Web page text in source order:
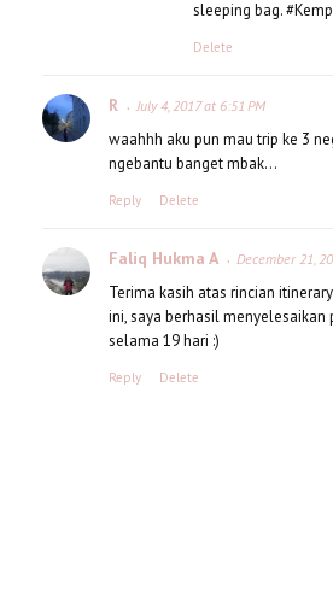
sleeping bag.
Delete
R July 4, 2017 at 6:51 PM
waahhh aku pun mau trip ke 3
ngebantu banget mbak...
Reply Delete
Faliq Hukma A December 21,
Terima kasih atas rincian
ini, saya berhasil menyelesaikan
selama 19 hari :)
Reply Delete